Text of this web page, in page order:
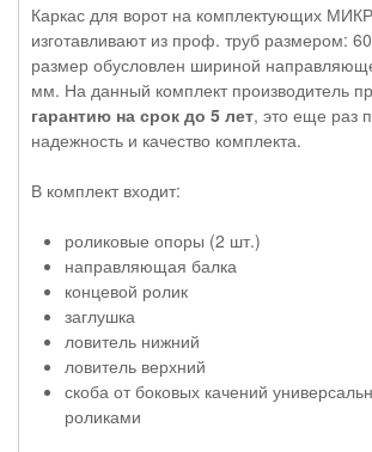
Каркас для ворот на комплектующих
изготавливают из проф. труб размером:
размер обусловлен шириной
мм. На данный комплект производитель
гарантию на срок до 5 лет, это еще раз
надежность и качество комплекта.
В комплект входит:
роликовые опоры (2 шт.)
направляющая балка
концевой ролик
заглушка
ловитель нижний
ловитель верхний
скоба от боковых качений
роликами